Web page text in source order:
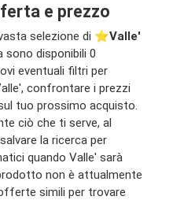
e prezzo
selezione di ⭐️Valle'
disponibili 0
eventuali filtri per
confrontare i prezzi
tuo prossimo acquisto.
ciò che ti serve, al
la ricerca per
quando Valle' sarà
non è attualmente
simili per trovare